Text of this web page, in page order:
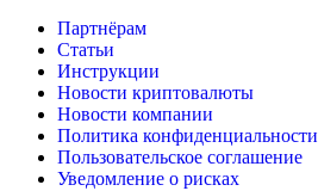
Партнёрам
Статьи
Инструкции
Новости криптовалюты
Новости компании
Политика конфиденциальности
Пользовательское соглашение
Уведомление о рисках